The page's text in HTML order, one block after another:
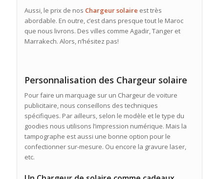
Aussi, le prix de nos Chargeur solaire est très
abordable. En outre, c’est dans presque tout le Maroc
que nous livrons. Des villes comme Agadir, Tanger et
Marrakech. Alors, n’hésitez pas!
Personnalisation des Chargeur solaire
Pour faire un marquage sur un Chargeur de voiture
publicitaire, nous conseillons des techniques
spécifiques. Par ailleurs, selon le modèle et le type du
goodies nous utilisons l’impression numérique. Mais la
tampographe est aussi une bonne option pour le
confectionner sur-mesure. Ou encore la gravure laser,
etc.